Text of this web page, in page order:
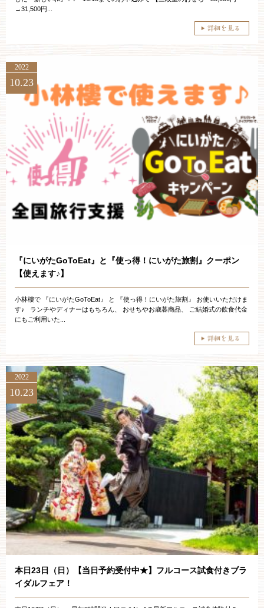
→31,500円...
2022
10.23
『にいがたGoToEat』と『使っ得！にいがた旅割』クーポン
【使えます♪】
小林樓で 『にいがたGoToEat』 と 『使っ得！にいがた旅割』 お使いいただけま
す♪ ランチやディナーはもちろん、 おせちやお歳暮商品、 ご結婚式の飲食代金
にもご利用いた...
2022
10.23
本日23日（日）【当日予約受付中★】フルコース試食付きブラ
イダルフェア！